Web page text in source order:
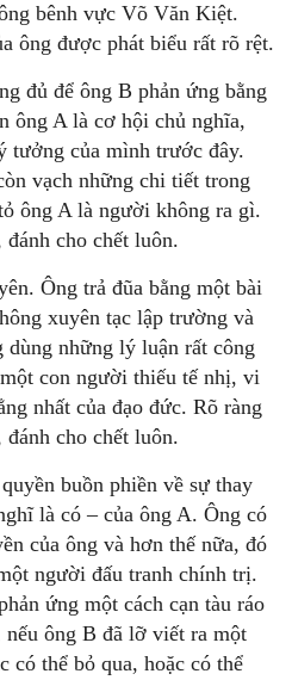
bênh vực Võ Văn Kiệt.
ông được phát biểu rất rõ rệt.
đủ để ông B phản ứng bằng
ông A là cơ hội chủ nghĩa,
tưởng của mình trước đây.
vạch những chi tiết trong
ông A là người không ra gì.
đánh cho chết luôn.
Ông trả đũa bằng một bài
xuyên tạc lập trường và
những lý luận rất công
con người thiếu tế nhị, vi
nhất của đạo đức. Rõ ràng
cho chết luôn.
buồn phiền về sự thay
là có – của ông A. Ông có
của ông và hơn thế nữa, đó
người đấu tranh chính trị.
ứng một cách cạn tàu ráo
ông B đã lỡ viết ra một
có thể bỏ qua, hoặc có thể